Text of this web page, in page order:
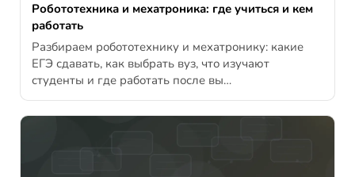
Робототехника и мехатроника: где учиться и кем
работать
Разбираем робототехнику и мехатронику: какие
ЕГЭ сдавать, как выбрать вуз, что изучают
студенты и где работать после вы…